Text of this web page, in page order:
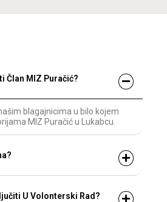
Član MIZ Puračić?
blagajnicima u bilo kojem
MIZ Puračić u Lukabcu.
U Volonterski Rad?